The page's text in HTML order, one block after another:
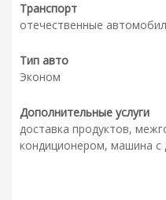
Транспорт
отечественные
Тип авто
Эконом
Дополнительные услуги
доставка продуктов,
кондиционером, машина с